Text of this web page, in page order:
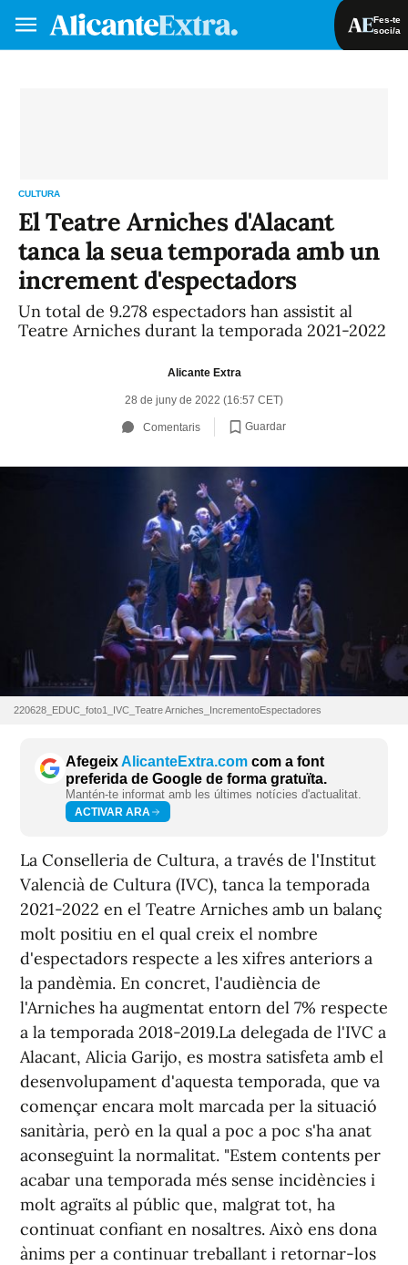
Fes-te
soci/a
CULTURA
El Teatre Arniches d'Alacant
tanca la seua temporada amb un
increment d'espectadors
Un total de 9.278 espectadors han assistit al
Teatre Arniches durant la temporada 2021-2022
Alicante Extra
28 de juny de 2022 (16:57 CET)
Comentaris Guardar
220628_EDUC_foto1_IVC_Teatre Arniches_IncrementoEspectadores
AfegeixAlicanteExtra.com com a font
preferida de Google de forma gratuïta.
Mantén-te informat amb les últimes notícies d'actualitat.
ACTIVAR ARA
La Conselleria de Cultura, a través de l'Institut
Valencià de Cultura (IVC), tanca la temporada
2021-2022 en el Teatre Arniches amb un balanç
molt positiu en el qual creix el nombre
d'espectadors respecte a les xifres anteriors a
la pandèmia. En concret, l'audiència de
l'Arniches ha augmentat entorn del 7% respecte
a la temporada 2018-2019.La delegada de l'IVC a
Alacant, Alicia Garijo, es mostra satisfeta amb el
desenvolupament d'aquesta temporada, que va
començar encara molt marcada per la situació
sanitària, però en la qual a poc a poc s'ha anat
aconseguint la normalitat. "Estem contents per
acabar una temporada més sense incidències i
molt agraïts al públic que, malgrat tot, ha
continuat confiant en nosaltres. Això ens dona
ànims per a continuar treballant i retornar-los